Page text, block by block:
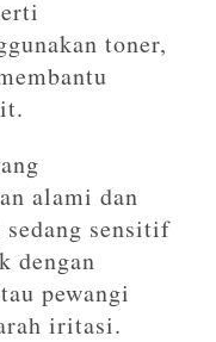
toner,
alami dan
sensitif
dengan
pewangi
iritasi.